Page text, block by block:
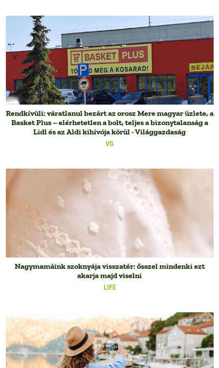
VG
Rendkívüli: váratlanul bezárt az orosz Mere magyar üzlete, a
Basket Plus – elérhetetlen a bolt, teljes a bizonytalanság a
Lidl és az Aldi kihívója körül - Világgazdaság
LIFE
Nagymamáink szoknyája visszatér: ősszel mindenki ezt
akarja majd viselni